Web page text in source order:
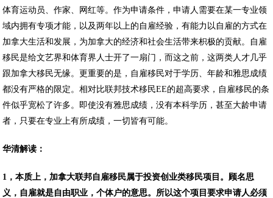
体育运动员、作家、网红等。作为申请条件，申请人需要在某一专业领
域内拥有专项才能，以及两年以上的自雇经验，有能力以自雇的方式在
加拿大生活和发展，为加拿大的经济和社会生活带来枳极的贡献。自雇
移民是给文艺界和体育界人士开了一扇门，而这之前，这两类人才几乎
跟加拿大移民无缘。更重要的是，自雇移民对于学历、年龄和雅思成绩
都没有严格的限定。相对比联邦技术移民EE的超高要求，自雇移民的条
件似乎宽松了许多。即使没有雅思成绩，没有本科学历，甚至大龄申请
者，只要在专业上有所成绩，一切皆有可能。
华清解读：
1，本质上，加拿大联邦自雇移民属于投资创业类移民项目。顾名思
义，自雇就是自由职业，个体户的意思。所以这个项目要求申请人必须